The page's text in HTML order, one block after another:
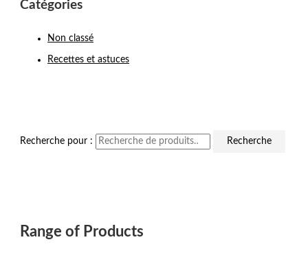
Catégories
Non classé
Recettes et astuces
Recherche pour : Recherche
Range of Products